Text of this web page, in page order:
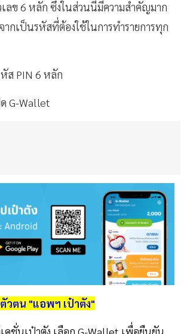
ลข 6 หลัก ซึ่งในส่วนนี้มีความสำคัญมาก
ากเป็นรหัสที่ต้องใช้ในการทำรายการทุก
ส PIN 6 หลัก
G-Wallet
วตน "แอพฯ เป๋าตัง"